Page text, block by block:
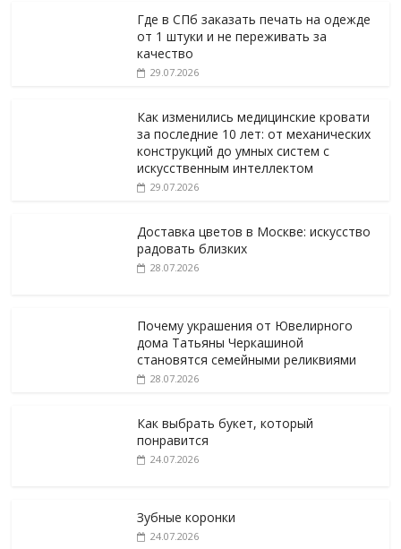
Где в СПб заказать печать на одежде
от 1 штуки и не переживать за
качество
29.07.2026
Как изменились медицинские кровати
за последние 10 лет: от механических
конструкций до умных систем с
искусственным интеллектом
29.07.2026
Доставка цветов в Москве: искусство
радовать близких
28.07.2026
Почему украшения от Ювелирного
дома Татьяны Черкашиной
становятся семейными реликвиями
28.07.2026
Как выбрать букет, который
понравится
24.07.2026
Зубные коронки
24.07.2026